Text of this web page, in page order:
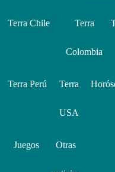
Terra Chile Terra
Colombia
Terra Perú Terra
USA
Juegos Otras